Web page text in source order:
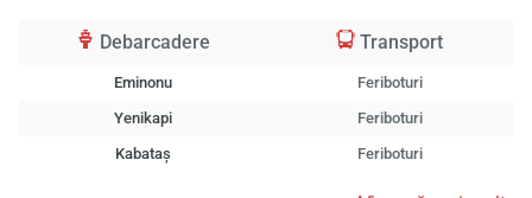
Debarcadere Transport
Eminonu
Feriboturi
Yenikapi
Feriboturi
Kabataș
Feriboturi